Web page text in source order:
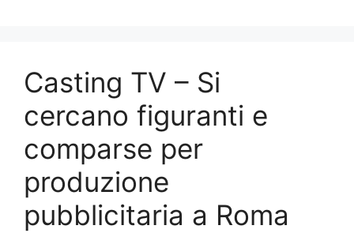
Casting TV – Si
cercano figuranti e
comparse per
produzione
pubblicitaria a Roma